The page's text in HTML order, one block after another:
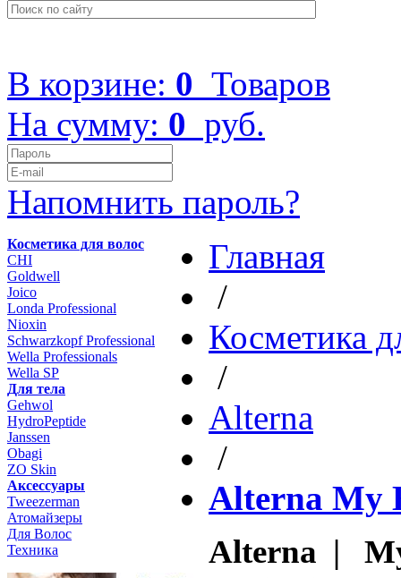
В корзине: 0 Товаров
На сумму: 0 руб.
Напомнить пароль?
Косметика для волос
CHI
Goldwell
Joico
Londa Professional
Nioxin
Schwarzkopf Professional
Wella Professionals
Wella SP
Для тела
Gehwol
HydroPeptide
Janssen
Obagi
ZO Skin
Aксессуары
Tweezerman
Атомайзеры
Для Волос
Техника
Главная
/
Косметика
/
Altеrna
/
Alterna My
Alterna |